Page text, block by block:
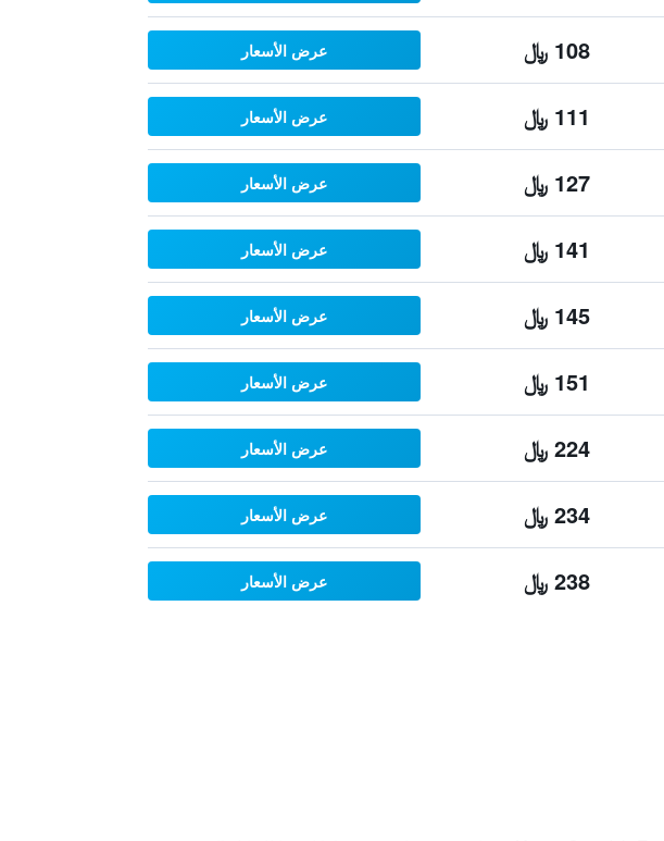
108 ﷼ عرض الأسعار
111 ﷼ عرض الأسعار
127 ﷼ عرض الأسعار
141 ﷼ عرض الأسعار
145 ﷼ عرض الأسعار
151 ﷼ عرض الأسعار
224 ﷼ عرض الأسعار
234 ﷼ عرض الأسعار
238 ﷼ عرض الأسعار